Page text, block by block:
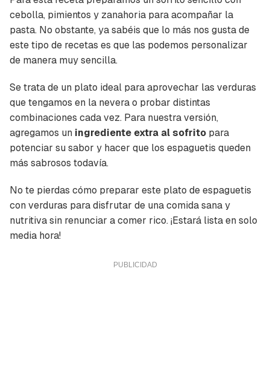
cebolla, pimientos y zanahoria para acompañar la
pasta. No obstante, ya sabéis que lo más nos gusta de
este tipo de recetas es que las podemos personalizar
de manera muy sencilla.
Se trata de un plato ideal para aprovechar las verduras
que tengamos en la nevera o probar distintas
combinaciones cada vez. Para nuestra versión,
agregamos un ingrediente extra al sofrito para
potenciar su sabor y hacer que los espaguetis queden
más sabrosos todavía.
No te pierdas cómo preparar este plato de espaguetis
con verduras para disfrutar de una comida sana y
nutritiva sin renunciar a comer rico. ¡Estará lista en solo
media hora!